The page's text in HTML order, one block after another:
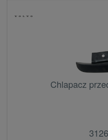
Chlapacz